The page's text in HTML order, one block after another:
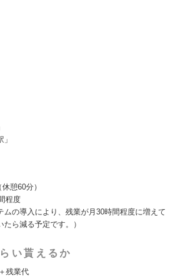
憩60分）
程度
ムの導入により、残業が月30時間程度に増えて
ら減る予定です。）
い貰えるか
残業代